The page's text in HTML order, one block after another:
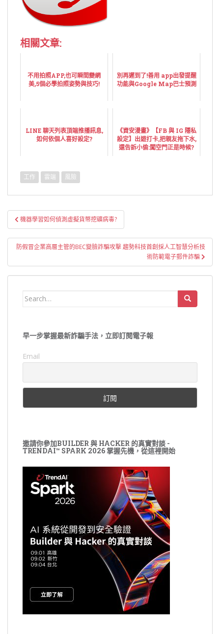
相關文章:
不用拍照APP,也可瞬間變網
美,5個必學拍照姿勢與技巧!
別再遲到了!善用 app出發提醒
功能與Google Map巴士預測
LINE 聊天列表頂端推播訊息,
如何依個人喜好設定?
《資安漫畫》【FB 與 IG 隱私
設定】出遊打卡,把親友拖下水,
還告訴小偷:闖空門正是時候?
工作 雲端 風險
文
章
導
覽
機器學習如何偵測虛擬貨幣挖礦病毒?
防假冒企業高層主管的BEC變臉詐騙攻擊 趨勢科技首創採人工智慧分析技
術防範電子郵件詐騙
Search
早一步掌握最新詐騙手法，立即訂閱電子報
Email
邀請你參加BUILDER 與 HACKER 的真實對談 -
TRENDAI™ SPARK 2026 掌握先機，從這裡開始